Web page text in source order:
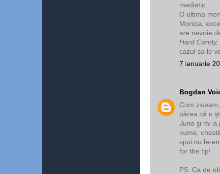
mediatic.
O ultima
Monica,
are nevoie
Hard
cazul sa le
7 ianuarie
Bogdan
Cum
părea că o
Juno şi mi-a
nume,
spui nu le-
for the tip!
PS. Ca de